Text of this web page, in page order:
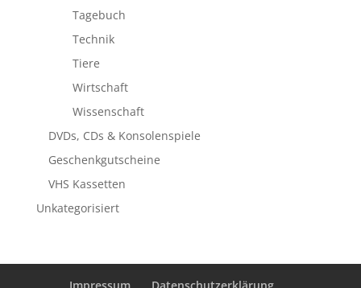
Tagebuch
Technik
Tiere
Wirtschaft
Wissenschaft
DVDs, CDs & Konsolenspiele
Geschenkgutscheine
VHS Kassetten
Unkategorisiert
Impressum Datenschutzerklärung